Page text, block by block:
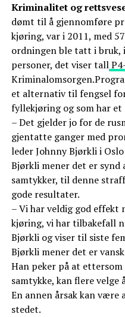
Kriminalitet og
dømt til å gjennomføre
kjøring, var i 2011, med
ordningen ble tatt i bruk,
personer, det viser tall
et alternativ til fengsel
fyllekjøring og som har
– Det gjelder jo for de
gjentatte ganger med
leder Johnny Bjørkli i
Bjørkli mener det er
samtykker, til denne
gode resultater.
– Vi har veldig god
kjøring, vi har tilbakefall
Bjørkli og viser til siste
Bjørkli mener det er
Han peker på at
samtykke, kan flere velge
En annen årsak kan være
stedet.